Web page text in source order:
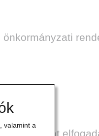
szabályzat
valamint a